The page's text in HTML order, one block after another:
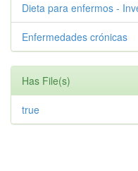
Dieta para enfermos -
Enfermedades crónicas
Has File(s)
true